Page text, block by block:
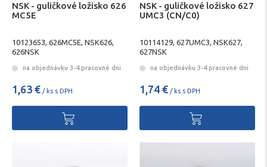
NSK - guličkové ložisko 626
MC5E
10123653, 626MC5E, NSK626,
626NSK
na objednávku 3-4 pracovné dni
1,63 € / ks s DPH
NSK - guličkové ložisko 627
UMC3 (CN/C0)
10114129, 627UMC3, NSK627,
627NSK
na objednávku 3-4 pracovné dni
1,74 € / ks s DPH